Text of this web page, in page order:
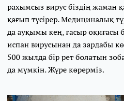
рахымсыз вирус біздің жаман
қағып түсірер. Медициналық
да ауқымы кең, ғасыр оқиғасы
испан вирусынан да зардабы
500 жылда бір рет болатын
да мүмкін. Жүре көрерміз.